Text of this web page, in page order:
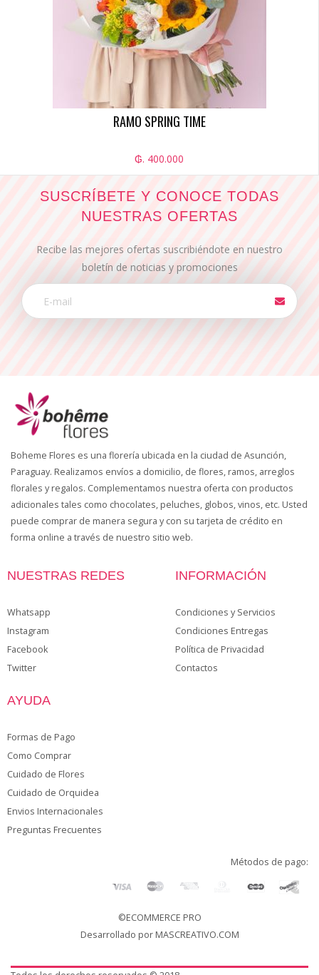
RAMO SPRING TIME
₲. 400.000
SUSCRÍBETE Y CONOCE TODAS
NUESTRAS OFERTAS
Recibe las mejores ofertas suscribiéndote en nuestro
boletín de noticias y promociones
Boheme Flores es una florería ubicada en la ciudad de Asunción,
Paraguay. Realizamos envíos a domicilio, de flores, ramos, arreglos
florales y regalos. Complementamos nuestra oferta con productos
adicionales tales como chocolates, peluches, globos, vinos, etc. Usted
puede comprar de manera segura y con su tarjeta de crédito en
forma online a través de nuestro sitio web.
NUESTRAS REDES
Whatsapp
Instagram
Facebook
Twitter
INFORMACIÓN
Condiciones y Servicios
Condiciones Entregas
Política de Privacidad
Contactos
AYUDA
Formas de Pago
Como Comprar
Cuidado de Flores
Cuidado de Orquidea
Envios Internacionales
Preguntas Frecuentes
Métodos de pago:
©ECOMMERCE PRO
Desarrollado por MASCREATIVO.COM